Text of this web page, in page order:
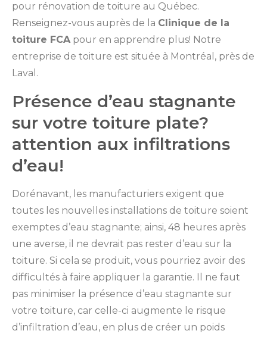
pour rénovation de toiture au Québec.
Renseignez-vous auprès de la Clinique de la
toiture FCApour en apprendre plus! Notre
entreprise de toiture est située à Montréal, près de
Laval.
Présence d’eau stagnante
sur votre toiture plate?
attention aux infiltrations
d’eau!
Dorénavant, les manufacturiers exigent que
toutes les nouvelles installations de toiture soient
exemptes d’eau stagnante; ainsi, 48 heures après
une averse, il ne devrait pas rester d’eau sur la
toiture. Si cela se produit, vous pourriez avoir des
difficultés à faire appliquer la garantie. Il ne faut
pas minimiser la présence d’eau stagnante sur
votre toiture, car celle-ci augmente le risque
d’infiltration d’eau, en plus de créer un poids